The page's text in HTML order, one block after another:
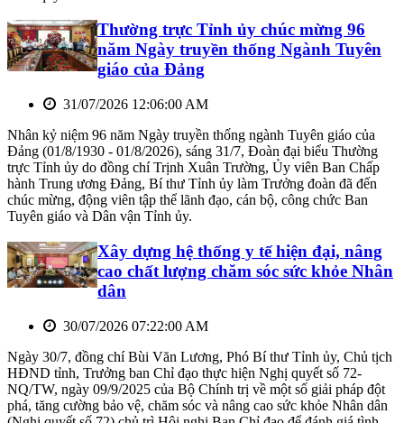
Thường trực Tỉnh ủy chúc mừng 96
năm Ngày truyền thống Ngành Tuyên
giáo của Đảng
31/07/2026 12:06:00 AM
Nhân kỷ niệm 96 năm Ngày truyền thống ngành Tuyên giáo của
Đảng (01/8/1930 - 01/8/2026), sáng 31/7, Đoàn đại biểu Thường
trực Tỉnh ủy do đồng chí Trịnh Xuân Trường, Ủy viên Ban Chấp
hành Trung ương Đảng, Bí thư Tỉnh ủy làm Trưởng đoàn đã đến
chúc mừng, động viên tập thể lãnh đạo, cán bộ, công chức Ban
Tuyên giáo và Dân vận Tỉnh ủy.
Xây dựng hệ thống y tế hiện đại, nâng
cao chất lượng chăm sóc sức khỏe Nhân
dân
30/07/2026 07:22:00 AM
Ngày 30/7, đồng chí Bùi Văn Lương, Phó Bí thư Tỉnh ủy, Chủ tịch
HĐND tỉnh, Trưởng ban Chỉ đạo thực hiện Nghị quyết số 72-
NQ/TW, ngày 09/9/2025 của Bộ Chính trị về một số giải pháp đột
phá, tăng cường bảo vệ, chăm sóc và nâng cao sức khỏe Nhân dân